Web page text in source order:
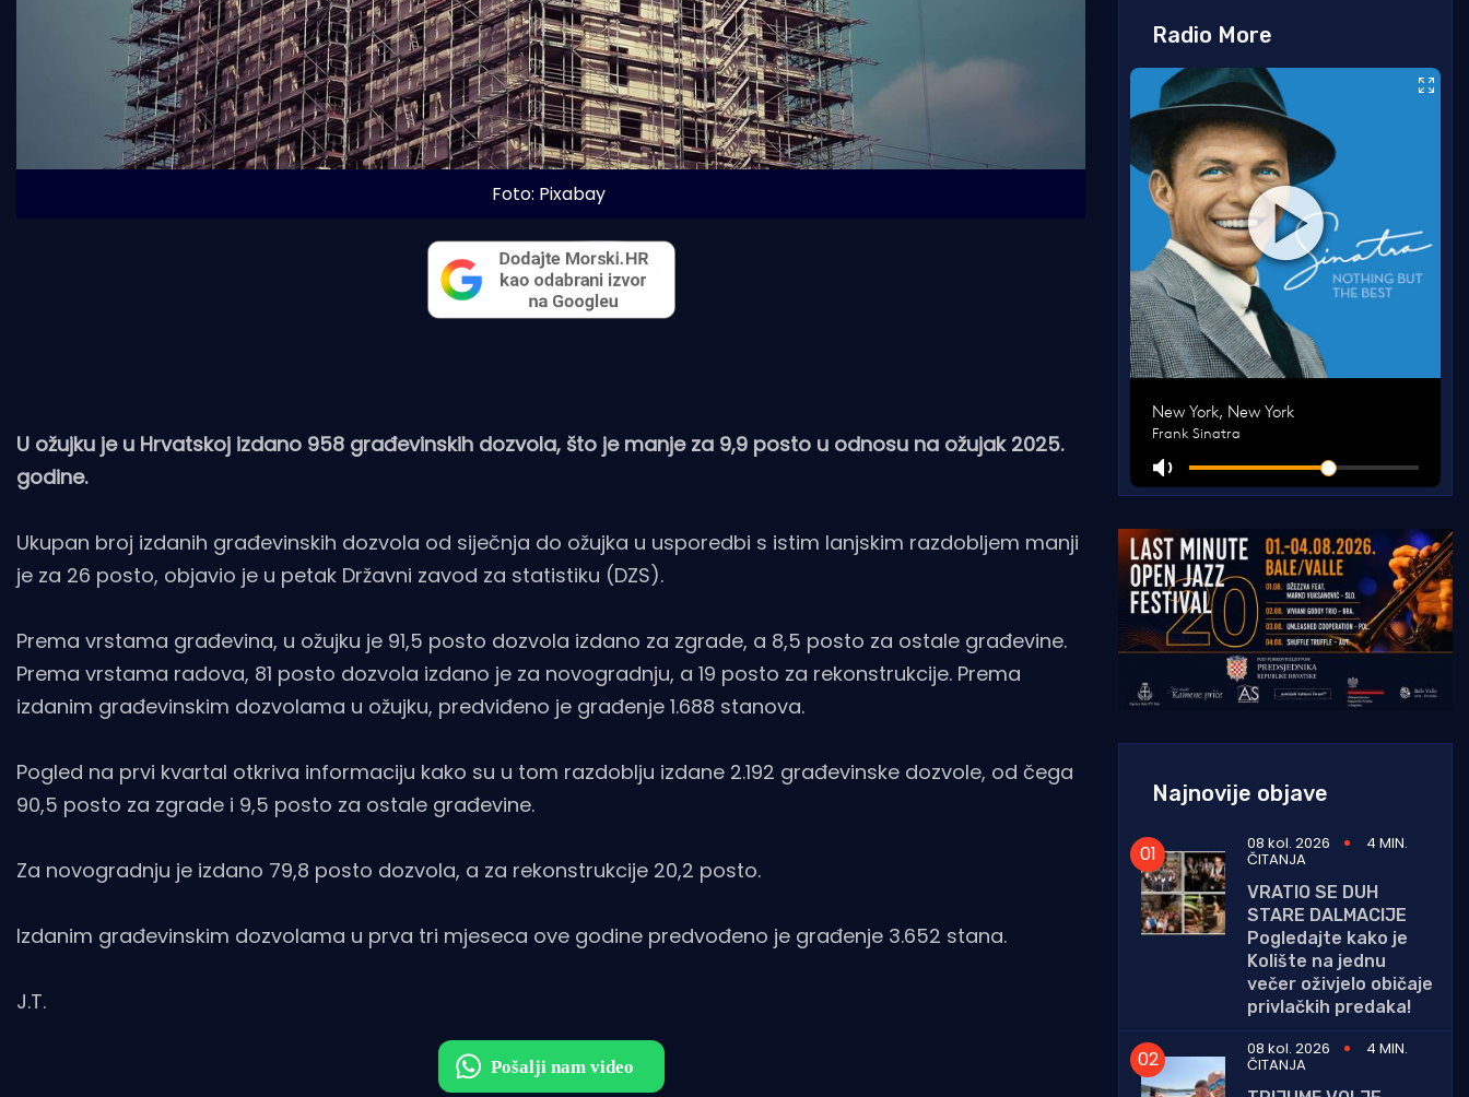
Foto: Pixabay
U ožujku je u Hrvatskoj izdano 958 građevinskih dozvola, što je manje za 9,9 posto u odnosu na ožujak 2025.
godine.
Ukupan broj izdanih građevinskih dozvola od siječnja do ožujka u usporedbi s istim lanjskim razdobljem manji
je za 26 posto, objavio je u petak Državni zavod za statistiku (DZS).
Prema vrstama građevina, u ožujku je 91,5 posto dozvola izdano za zgrade, a 8,5 posto za ostale građevine.
Prema vrstama radova, 81 posto dozvola izdano je za novogradnju, a 19 posto za rekonstrukcije. Prema
izdanim građevinskim dozvolama u ožujku, predviđeno je građenje 1.688 stanova.
Pogled na prvi kvartal otkriva informaciju kako su u tom razdoblju izdane 2.192 građevinske dozvole, od čega
90,5 posto za zgrade i 9,5 posto za ostale građevine.
Za novogradnju je izdano 79,8 posto dozvola, a za rekonstrukcije 20,2 posto.
Izdanim građevinskim dozvolama u prva tri mjeseca ove godine predvođeno je građenje 3.652 stana.
J.T.
Radio More
Najnovije objave
08 kol. 2026 4 MIN.
ČITANJA
VRATIO SE DUH
STARE DALMACIJE
Pogledajte kako je
Kolište na jednu
večer oživjelo običaje
privlačkih predaka!
08 kol. 2026
4 MIN.
ČITANJA